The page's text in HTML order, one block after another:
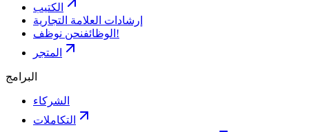
الكتيب
إرشادات العلامة التجارية
الوظائف نحن نوظف!
المتجر
البرامج
الشركاء
التكاملات